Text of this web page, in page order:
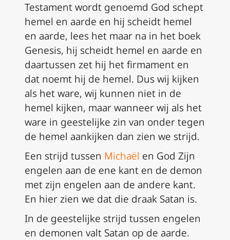
Testament wordt genoemd God schept
hemel en aarde en hij scheidt hemel
en aarde, lees het maar na in het boek
Genesis, hij scheidt hemel en aarde en
daartussen zet hij het firmament en
dat noemt hij de hemel. Dus wij kijken
als het ware, wij kunnen niet in de
hemel kijken, maar wanneer wij als het
ware in geestelijke zin van onder tegen
de hemel aankijken dan zien we strijd.
Een strijd tussen Michaël en God Zijn
engelen aan de ene kant en de demon
met zijn engelen aan de andere kant.
En hier zien we dat die draak Satan is.
In de geestelijke strijd tussen engelen
en demonen valt Satan op de aarde.